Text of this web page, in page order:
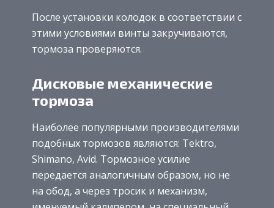
После установки колодок в соответствии с
этими условиями винты закручиваются,
тормоза проверяются.
Дисковые механические
тормоза
Наиболее популярными производителями
подобных тормозов являются: Tektro,
Shimano, Avid. Тормозное усилие
передается аналогичным образом, но не
на обод, а через тросик и механизм,